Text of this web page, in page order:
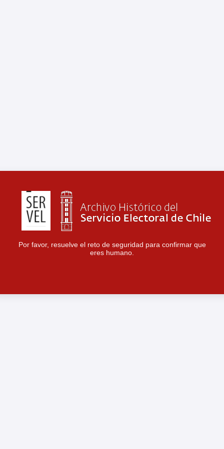
Por favor, resuelve el reto de seguridad para confirmar que
eres humano.